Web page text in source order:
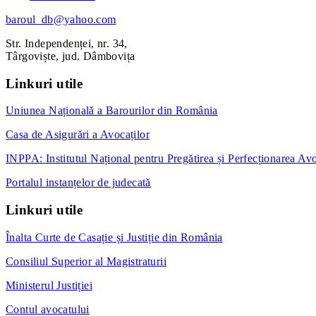
baroul_db@yahoo.com
Str. Independenței, nr. 34,
Târgoviște, jud. Dâmbovița
Linkuri utile
Uniunea Națională a Barourilor din România
Casa de Asigurări a Avocaților
INPPA: Institutul Național pentru Pregătirea și Perfecționarea
Portalul instanțelor de judecată
Linkuri utile
Înalta Curte de Casație și Justiție din România
Consiliul Superior al Magistraturii
Ministerul Justiției
Contul avocatului